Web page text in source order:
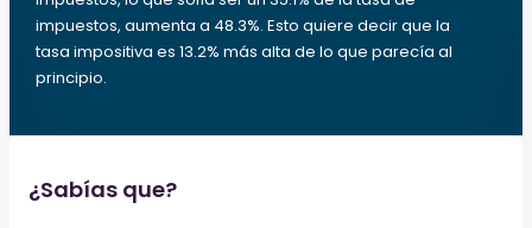
impuestos, aumenta a 48.3%. Esto quiere decir que la
tasa impositiva es 13.2% más alta de lo que parecía al
principio.
¿Sabías que?